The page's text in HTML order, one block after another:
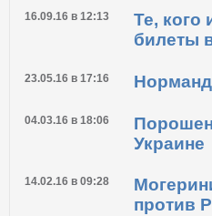
16.09.16 в 12:13
Те, кого
билеты
23.05.16 в 17:16
04.03.16 в 18:06
Украине
14.02.16 в 09:28
против